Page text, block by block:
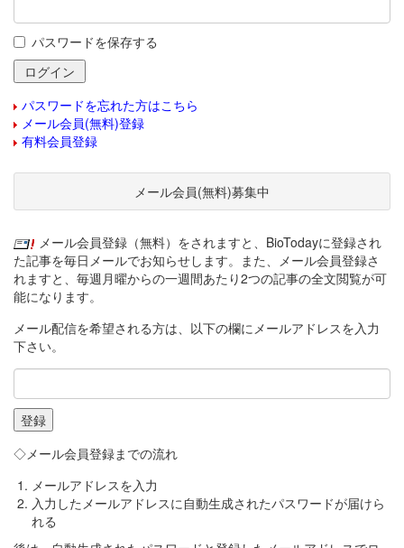
パスワードを保存する
パスワードを忘れた方はこちら
メール会員(無料)登録
有料会員登録
メール会員(無料)募集中
メール会員登録（無料）をされますと、BioTodayに登録され
た記事を毎日メールでお知らせします。また、メール会員登録さ
れますと、毎週月曜からの一週間あたり2つの記事の全文閲覧が可
能になります。
メール配信を希望される方は、以下の欄にメールアドレスを入力
下さい。
◇メール会員登録までの流れ
メールアドレスを入力
入力したメールアドレスに自動生成されたパスワードが届けら
れる